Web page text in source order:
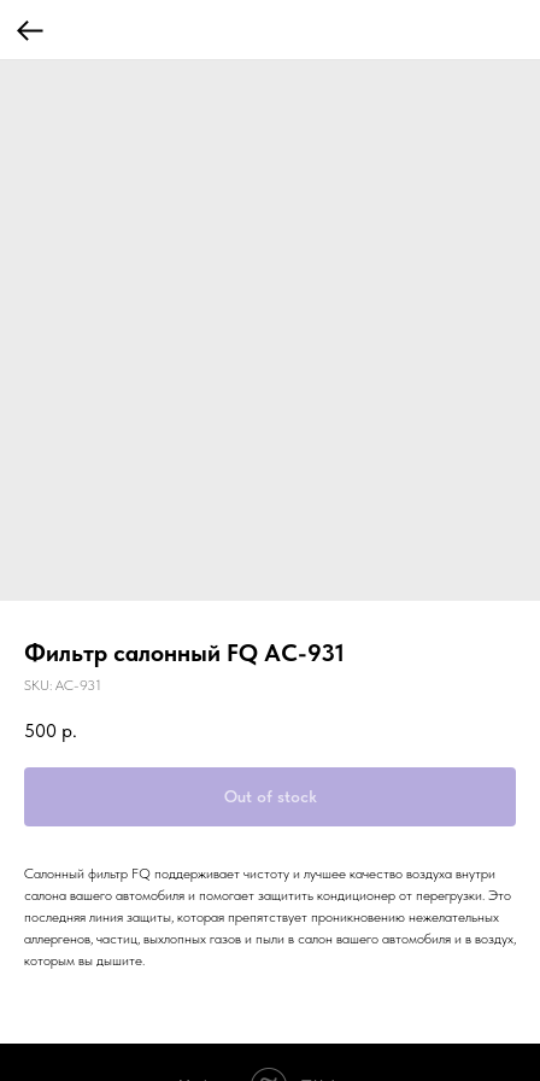
Фильтр салонный FQ AC-931
SKU: AC-931
500 р.
Out of stock
Салонный фильтр FQ поддерживает чистоту и лучшее качество воздуха внутри
салона вашего автомобиля и помогает защитить кондиционер от перегрузки. Это
последняя линия защиты, которая препятствует проникновению нежелательных
аллергенов, частиц, выхлопных газов и пыли в салон вашего автомобиля и в воздух,
которым вы дышите.